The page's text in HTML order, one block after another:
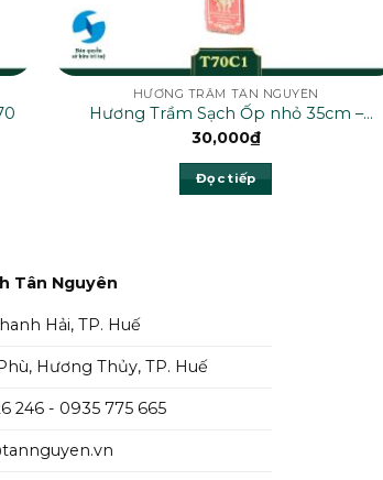
HƯƠNG TRẦM TÂN NGUYÊN
Hương Trầm Sạch Ốp nhỏ 35cm –
T70C1
30,000₫
Đọc tiếp
Tân Nguyên
Hải, TP. Huế
Hương Thủy, TP. Huế
246 - 0935 775 665